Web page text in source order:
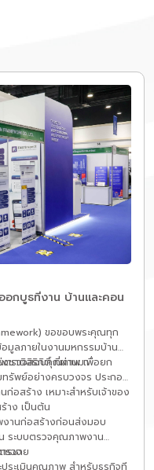
อกบูธที่งาน บ้านและคอน
ขอขอบพระคุณทุก
มูลภายในงานมหกรรมบ้าน
ชาติสิริกิติ์ ที่ผ่านมา
ตรวจสอบคุณภาพ เพื่อยก
รัพย์อย่างครบวงจร ประกอบ
อสร้าง เหมาะสำหรับเจ้าของ
าง เป็นต้น
งานก่อสร้างก่อนส่งมอบ
ระบบตรวจคุณภาพงาน
รวจ
รขาย
ระเมินคุณภาพ สำหรับธุรกิจที